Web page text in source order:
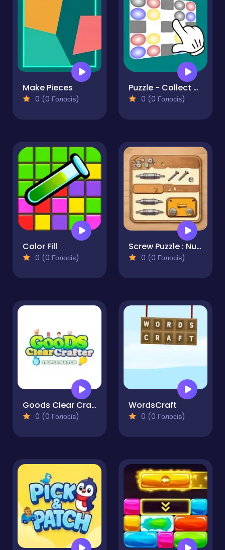
Make Pieces
0 (0 Голосів)
Puzzle - Collect color
0 (0 Голосів)
Color Fill
0 (0 Голосів)
Screw Puzzle : Nuts & Bolts
0 (0 Голосів)
Goods Clear Crafter
0 (0 Голосів)
WordsCraft
0 (0 Голосів)